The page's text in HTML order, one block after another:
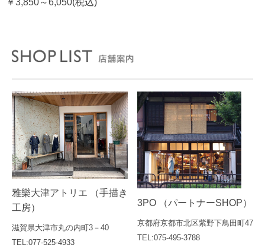
￥3,850～6,050(税込)
雅樂大津アトリエ （手描き
工房）
滋賀県大津市丸の内町3－40
TEL:077-525-4933
3PO （パートナーSHOP）
京都府京都市北区紫野下鳥田町47
TEL:075-495-3788